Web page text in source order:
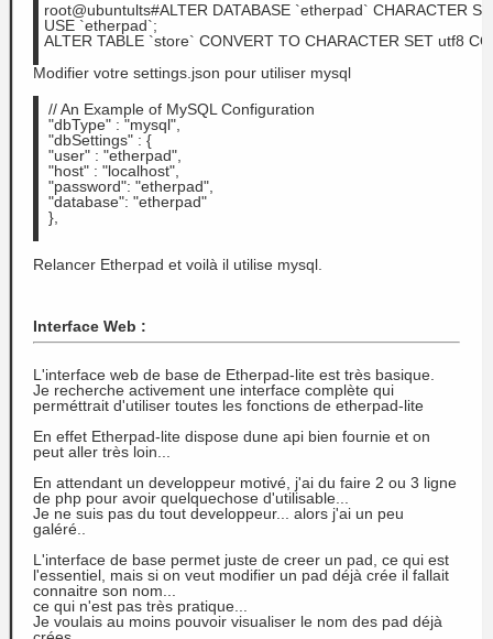
root@ubuntults#ALTER DATABASE `etherpad` CHARACTER
USE `etherpad`;
ALTER TABLE `store` CONVERT TO CHARACTER SET utf8
Modifier votre settings.json pour utiliser mysql
// An Example of MySQL Configuration
"dbType" : "mysql",
"dbSettings" : {
"user" : "etherpad",
"host" : "localhost",
"password": "etherpad",
"database": "etherpad"
},
Relancer Etherpad et voilà il utilise mysql.
Interface Web :
L'interface web de base de Etherpad-lite est très basique.
Je recherche activement une interface complète qui
perméttrait d'utiliser toutes les fonctions de etherpad-lite
En effet Etherpad-lite dispose dune api bien fournie et on
peut aller très loin...
En attendant un developpeur motivé, j'ai du faire 2 ou 3 ligne
de php pour avoir quelquechose d'utilisable...
Je ne suis pas du tout developpeur... alors j'ai un peu
galéré..
L'interface de base permet juste de creer un pad, ce qui est
l'essentiel, mais si on veut modifier un pad déjà crée il fallait
connaitre son nom...
ce qui n'est pas très pratique...
Je voulais au moins pouvoir visualiser le nom des pad déjà